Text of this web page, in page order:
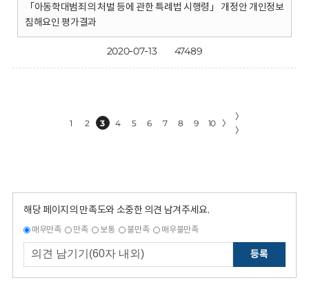
「아동학대범죄의 처벌 등에 관한 특례법 시행령」 개정안 개인정보
침해요인 평가결과
2020-07-13 47489
1 2 3 4 5 6 7 8 9 10 〉
〉
〉
해당 페이지의 만족도와 소중한 의견 남겨주세요.
매우만족 만족 보통 불만족 매우불만족
등록